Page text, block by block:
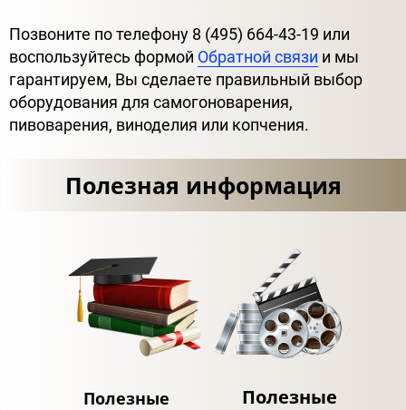
Позвоните по телефону 8 (495) 664-43-19 или
воспользуйтесь формой Обратной связи и мы
гарантируем, Вы сделаете правильный выбор
оборудования для самогоноварения,
пивоварения, виноделия или копчения.
Полезная информация
Полезные
Полезные